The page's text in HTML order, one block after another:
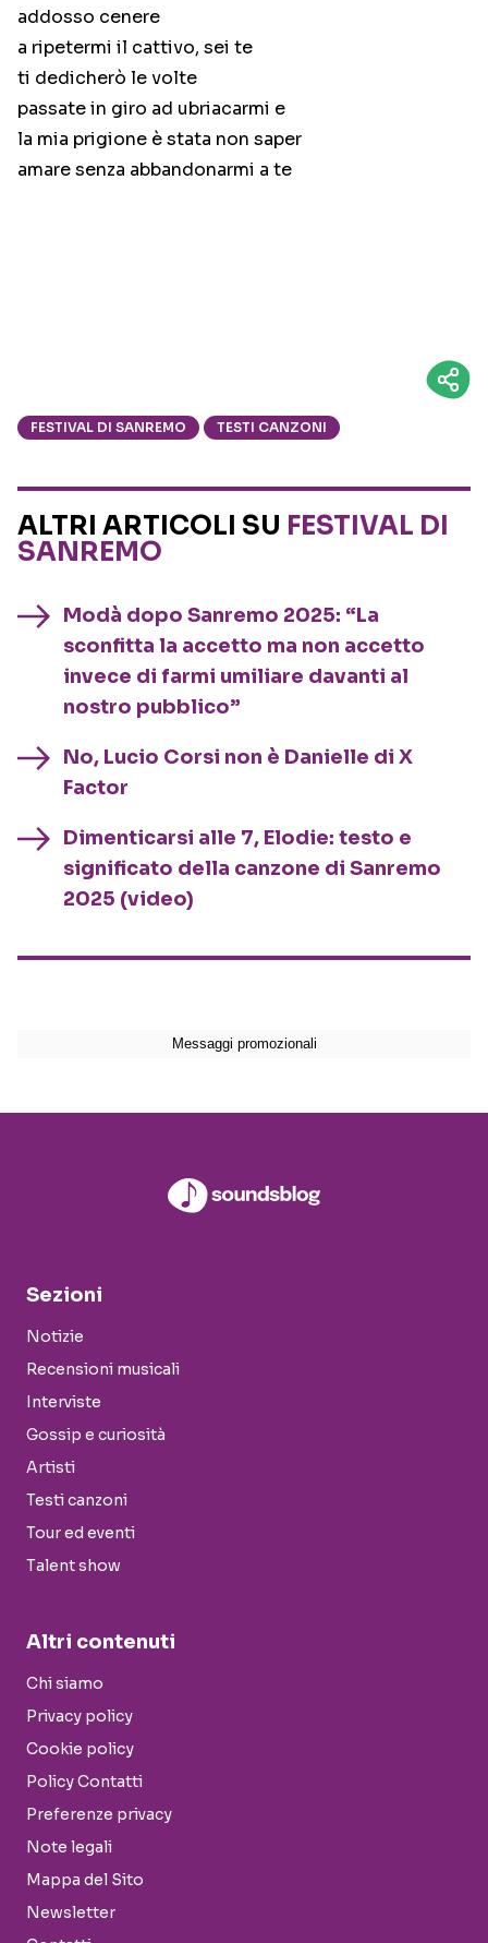
addosso cenere
a ripetermi il cattivo, sei te
ti dedicherò le volte
passate in giro ad ubriacarmi e
la mia prigione è stata non saper
amare senza abbandonarmi a te
FESTIVAL DI SANREMO TESTI CANZONI
ALTRI ARTICOLI SU FESTIVAL DI
SANREMO
Modà dopo Sanremo 2025: “La
sconfitta la accetto ma non accetto
invece di farmi umiliare davanti al
nostro pubblico”
No, Lucio Corsi non è Danielle di X
Factor
Dimenticarsi alle 7, Elodie: testo e
significato della canzone di Sanremo
2025 (video)
Sezioni
Notizie
Recensioni musicali
Interviste
Gossip e curiosità
Artisti
Testi canzoni
Tour ed eventi
Talent show
Altri contenuti
Chi siamo
Privacy policy
Cookie policy
Policy Contatti
Preferenze privacy
Note legali
Mappa del Sito
Newsletter